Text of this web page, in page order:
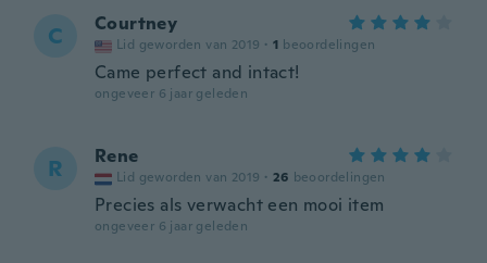
C Courtney
Lid geworden van 2019 · 1 beoordelingen
Came perfect and intact!
ongeveer 6 jaar geleden
R Rene
Lid geworden van 2019 · 26 beoordelingen
Precies als verwacht een mooi item
ongeveer 6 jaar geleden